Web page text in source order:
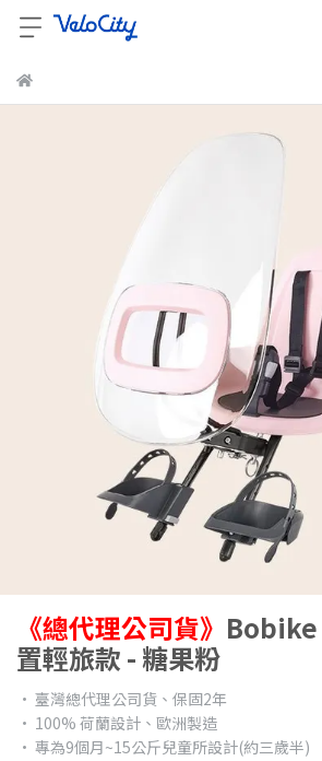
《總代理公司貨》 Bobike
置輕旅款 - 糖果粉
• 臺灣總代理公司貨、保固2年
• 100% 荷蘭設計、歐洲製造
• 專為9個月~15公斤兒童所設計(約三歲半)